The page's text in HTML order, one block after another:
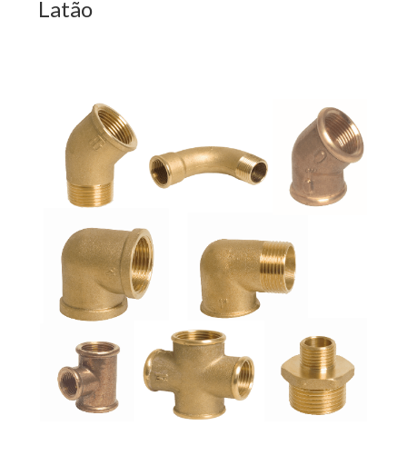
Latão